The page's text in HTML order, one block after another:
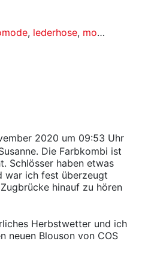
, lederhose, mode in großen größen
2020 um 09:53 Uhr
Die Farbkombi ist
Schlösser haben etwas
war ich fest überzeugt
hinauf zu hören
Herbstwetter und ich
neuen Blouson von COS